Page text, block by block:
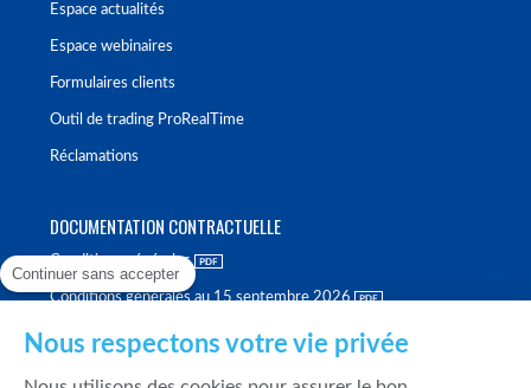
Espace actualités
Espace webinaires
Formulaires clients
Outil de trading ProRealTime
Réclamations
DOCUMENTATION CONTRACTUELLE
Conditions générales
Conditions générales au 15 septembre 2026
Continuer sans accepter
Nous respectons votre vie privée